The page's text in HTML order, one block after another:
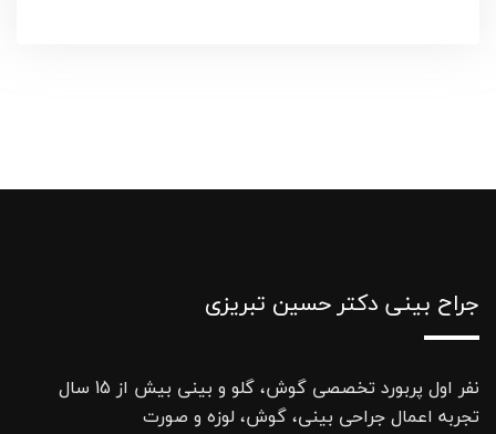
جراح بینی دکتر حسین تبریزی
نفر اول پربورد تخصصی گوش، گلو و بینی بیش از 15 سال
تجربه اعمال جراحی بینی، گوش، لوزه و صورت